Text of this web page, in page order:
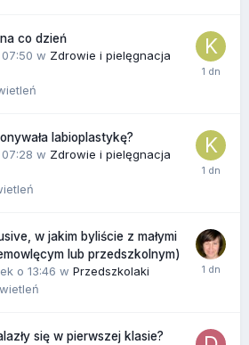
co dzień
w Zdrowie i pielęgnacja
labioplastykę?
w Zdrowie i pielęgnacja
w jakim byliście z małymi
lub przedszkolnym)
o 13:46 w Przedszkolaki
się w pierwszej klasie?